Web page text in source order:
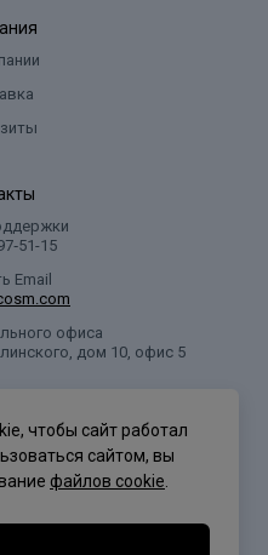
15
Email
офиса
дом 10, офис 5
чтобы сайт работал
сайтом, вы
файлов cookie